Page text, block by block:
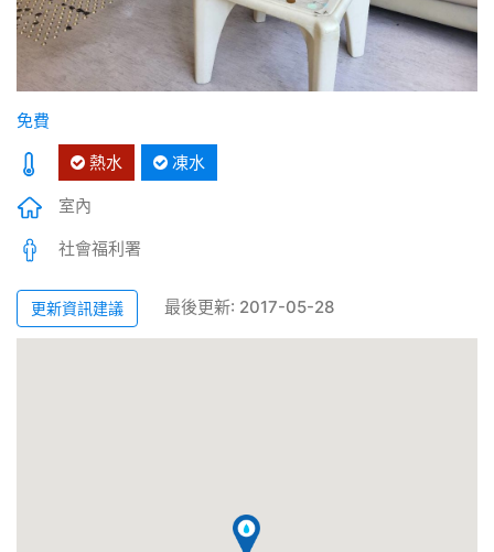
免費
熱水
凍水
室內
社會福利署
更新資訊建議 最後更新: 2017-05-28